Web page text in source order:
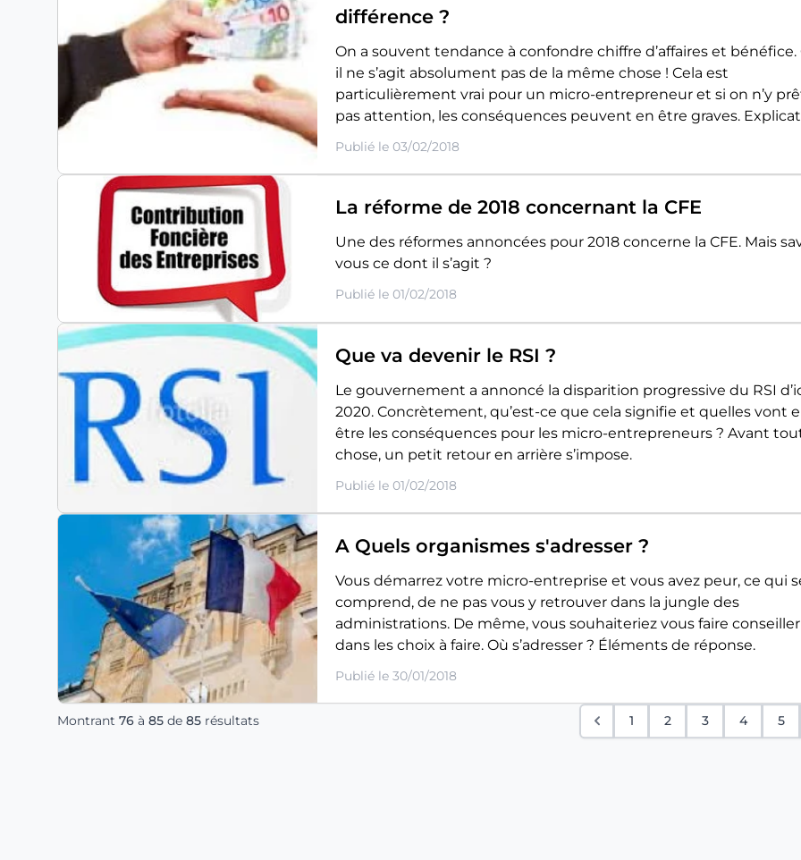
différence ?
On a souvent tendance à confondre chiffre d’affaires et bénéfice.
il ne s’agit absolument pas de la même chose ! Cela est
particulièrement vrai pour un micro-entrepreneur et si on n’y
pas attention, les conséquences peuvent en être graves.
Publié le 03/02/2018
La réforme de 2018 concernant la CFE
Une des réformes annoncées pour 2018 concerne la CFE. Mais
vous ce dont il s’agit ?
Publié le 01/02/2018
Que va devenir le RSI ?
Le gouvernement a annoncé la disparition progressive du RSI
2020. Concrètement, qu’est-ce que cela signifie et quelles vont
être les conséquences pour les micro-entrepreneurs ? Avant
chose, un petit retour en arrière s’impose.
Publié le 01/02/2018
A Quels organismes s'adresser ?
Vous démarrez votre micro-entreprise et vous avez peur, ce qui
comprend, de ne pas vous y retrouver dans la jungle des
administrations. De même, vous souhaiteriez vous faire conseiller
dans les choix à faire. Où s’adresser ? Éléments de réponse.
Publié le 30/01/2018
Montrant 76 à 85 de 85 résultats 1 2 3 4 5